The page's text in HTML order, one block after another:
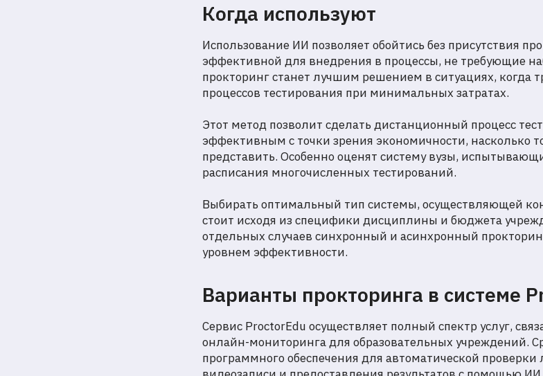
Когда используют
Использование ИИ позволяет обойтись без присутствия
эффективной для внедрения в процессы, не требующие
прокторинг станет лучшим решением в ситуациях, когда
процессов тестирования при минимальных затратах.
Этот метод позволит сделать дистанционный процесс
эффективным с точки зрения экономичности, насколько
представить. Особенно оценят систему вузы,
расписания многочисленных тестирований.
Выбирать оптимальный тип системы, осуществляющей
стоит исходя из специфики дисциплины и бюджета
отдельных случаев синхронный и асинхронный
уровнем эффективности.
Варианты прокторинга в системе
Сервис ProctorEdu осуществляет полный спектр услуг,
онлайн-мониторинга для образовательных учреждений.
программного обеспечения для автоматической проверки